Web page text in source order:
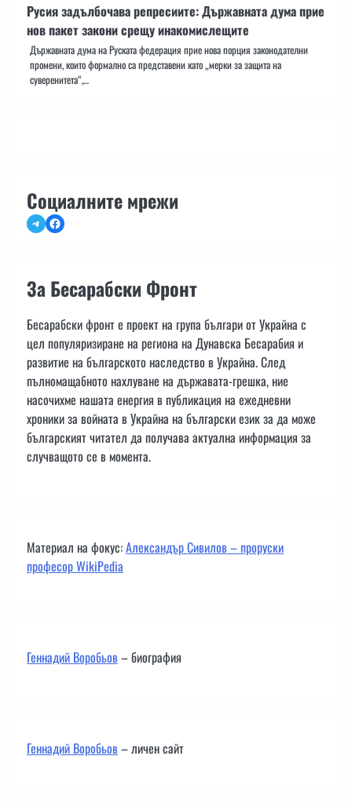
Русия задълбочава репресиите: Държавната дума прие
нов пакет закони срещу инакомислещите
Държавната дума на Руската федерация прие нова порция законодателни
промени, които формално са представени като „мерки за защита на
суверенитета“,…
Социалните мрежи
TelegramFacebook
За Бесарабски Фронт
Бесарабски фронт е проект на група българи от Украйна с
цел популяризиране на региона на Дунавска Бесарабия и
развитие на българското наследство в Украйна. След
пълномащабното нахлуване на държавата-грешка, ние
насочихме нашата енергия в публикация на ежедневни
хроники за войната в Украйна на български език за да може
българският читател да получава актуална информация за
случващото се в момента.
Материал на фокус:Александър Сивилов – проруски
професор WikiPedia
Геннадий Воробьов– биография
Геннадий Воробьов– личен сайт